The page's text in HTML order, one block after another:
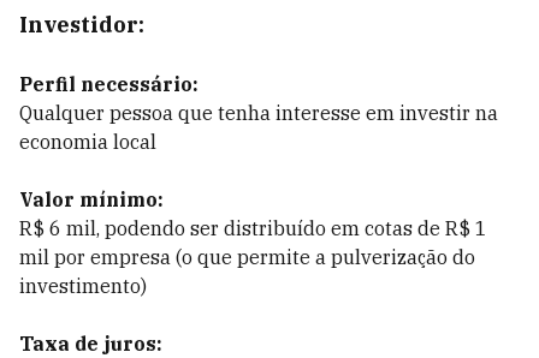
Investidor:
Perfil necessário:
Qualquer pessoa que tenha interesse em investir na
economia local
Valor mínimo:
R$ 6 mil, podendo ser distribuído em cotas de R$ 1
mil por empresa (o que permite a pulverização do
investimento)
Taxa de juros: